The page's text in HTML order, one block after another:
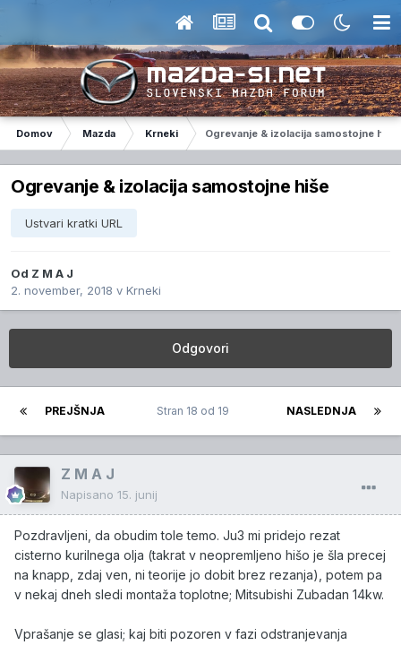
Domov Mazda Krneki Ogrevanje & izolacija samostojne hiše
Ogrevanje & izolacija samostojne hiše
Ustvari kratki URL
Od Z M A J
2. november, 2018 v Krneki
Odgovori
PREJŠNJA NASLEDNJA
Stran 18 od 19
Z M A J
Napisano 15. junij
Pozdravljeni, da obudim tole temo. Ju3 mi pridejo rezat
cisterno kurilnega olja (takrat v neopremljeno hišo je šla precej
na knapp, zdaj ven, ni teorije jo dobit brez rezanja), potem pa
v nekaj dneh sledi montaža toplotne; Mitsubishi Zubadan 14kw.
Vprašanje se glasi; kaj biti pozoren v fazi odstranjevanja